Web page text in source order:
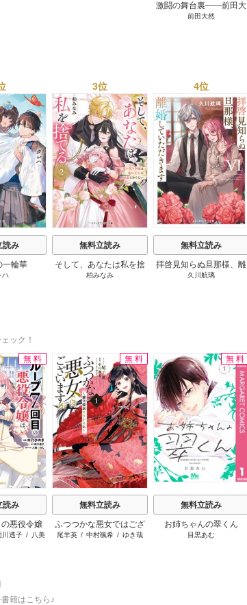
激闘の舞台裏――前田大
然が見たワールドカップ
前田大然
読み
一輪華
ハ
3位
無料立読み
そして、あなたは私を捨
てる
柏みなみ
4位
無料立読み
拝啓見知らぬ旦那様、離
婚していただきます
久川航璃
ック！
無料
読み
悪役令嬢
自由気まま
川透子 /
八美
無料
無料立読み
ふつつかな悪女ではござ
いますが ～雛宮蝶鼠とり
尾羊英 / 中村颯希 / ゆき哉
無料
無料立読み
お姉ちゃんの翠くん
目黒あむ
籍はこちら♪